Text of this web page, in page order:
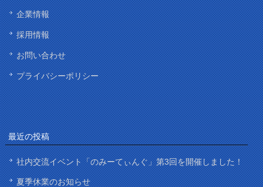
企業情報
採用情報
お問い合わせ
プライバシーポリシー
最近の投稿
社内交流イベント「のみーてぃんぐ」第3回を開催しました！
夏季休業のお知らせ